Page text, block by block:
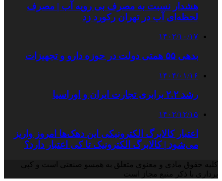
هشدار نسبت به مصرف بی رویه آب | مصرف
لحظه‌ای آب در تهران رکورد زد
۱۴۰۲/۱۰/۱۷
بدهی ۵۵ همتی دولت در حوزه دارو و تجهیزات
۱۴۰۴/۰۱/۱۶
رشد ۲.۲ برابری تجارت ایران و اوراسیا
۱۴۰۲/۱۲/۱۵
اعتبار کالابرگ الکترونیکی این دهک‌ها امروز واریز
می‌شود | کالابرگ الکترونیک تا کی اعتبار دارد؟
کلیه حقوق مادی و معنوی متعلق به همسو صنعتی است و کپی
برداری با ذکر منبع مجاز است